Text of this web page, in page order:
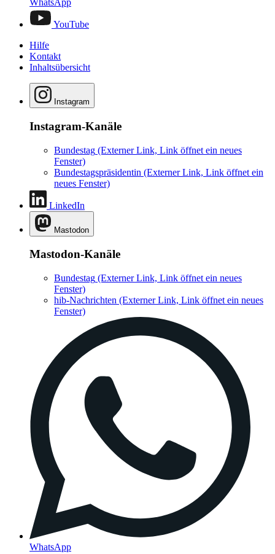
WhatsApp
YouTube
Hilfe
Kontakt
Inhaltsübersicht
Instagram
Instagram-Kanäle
Bundestag (Externer Link, Link öffnet ein neues
Fenster)
Bundestagspräsidentin (Externer Link, Link öffnet ein
neues Fenster)
LinkedIn
Mastodon
Mastodon-Kanäle
Bundestag (Externer Link, Link öffnet ein neues
Fenster)
hib-Nachrichten (Externer Link, Link öffnet ein neues
Fenster)
WhatsApp